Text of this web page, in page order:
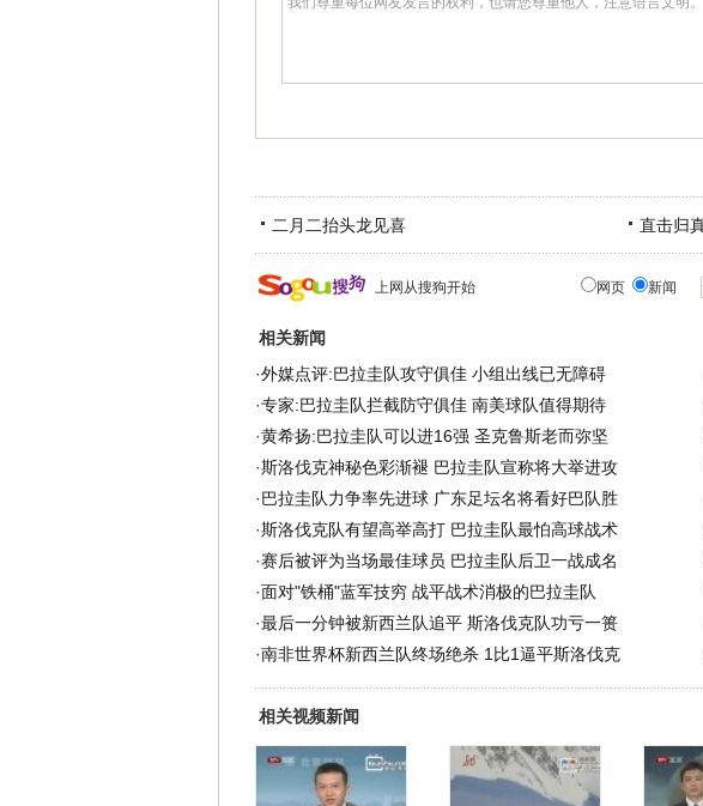
二月二抬头龙见喜 直击归
上网从搜狗开始 网页 新闻
相关新闻
·外媒点评:巴拉圭队攻守俱佳 小组出线已无障碍
·专家:巴拉圭队拦截防守俱佳 南美球队值得期待
·黄希扬:巴拉圭队可以进16强 圣克鲁斯老而弥坚
·斯洛伐克神秘色彩渐褪 巴拉圭队宣称将大举进攻
·巴拉圭队力争率先进球 广东足坛名将看好巴队胜
·斯洛伐克队有望高举高打 巴拉圭队最怕高球战术
·赛后被评为当场最佳球员 巴拉圭队后卫一战成名
·面对"铁桶"蓝军技穷 战平战术消极的巴拉圭队
·最后一分钟被新西兰队追平 斯洛伐克队功亏一篑
·南非世界杯新西兰队终场绝杀 1比1逼平斯洛伐克
相关视频新闻